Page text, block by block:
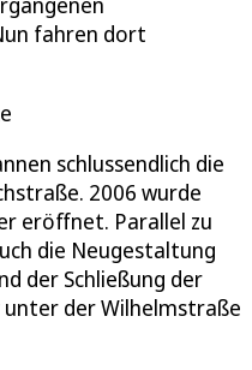
fahren dort
schlussendlich die
2006 wurde
eröffnet. Parallel zu
die Neugestaltung
der Schließung der
der Wilhelmstraße